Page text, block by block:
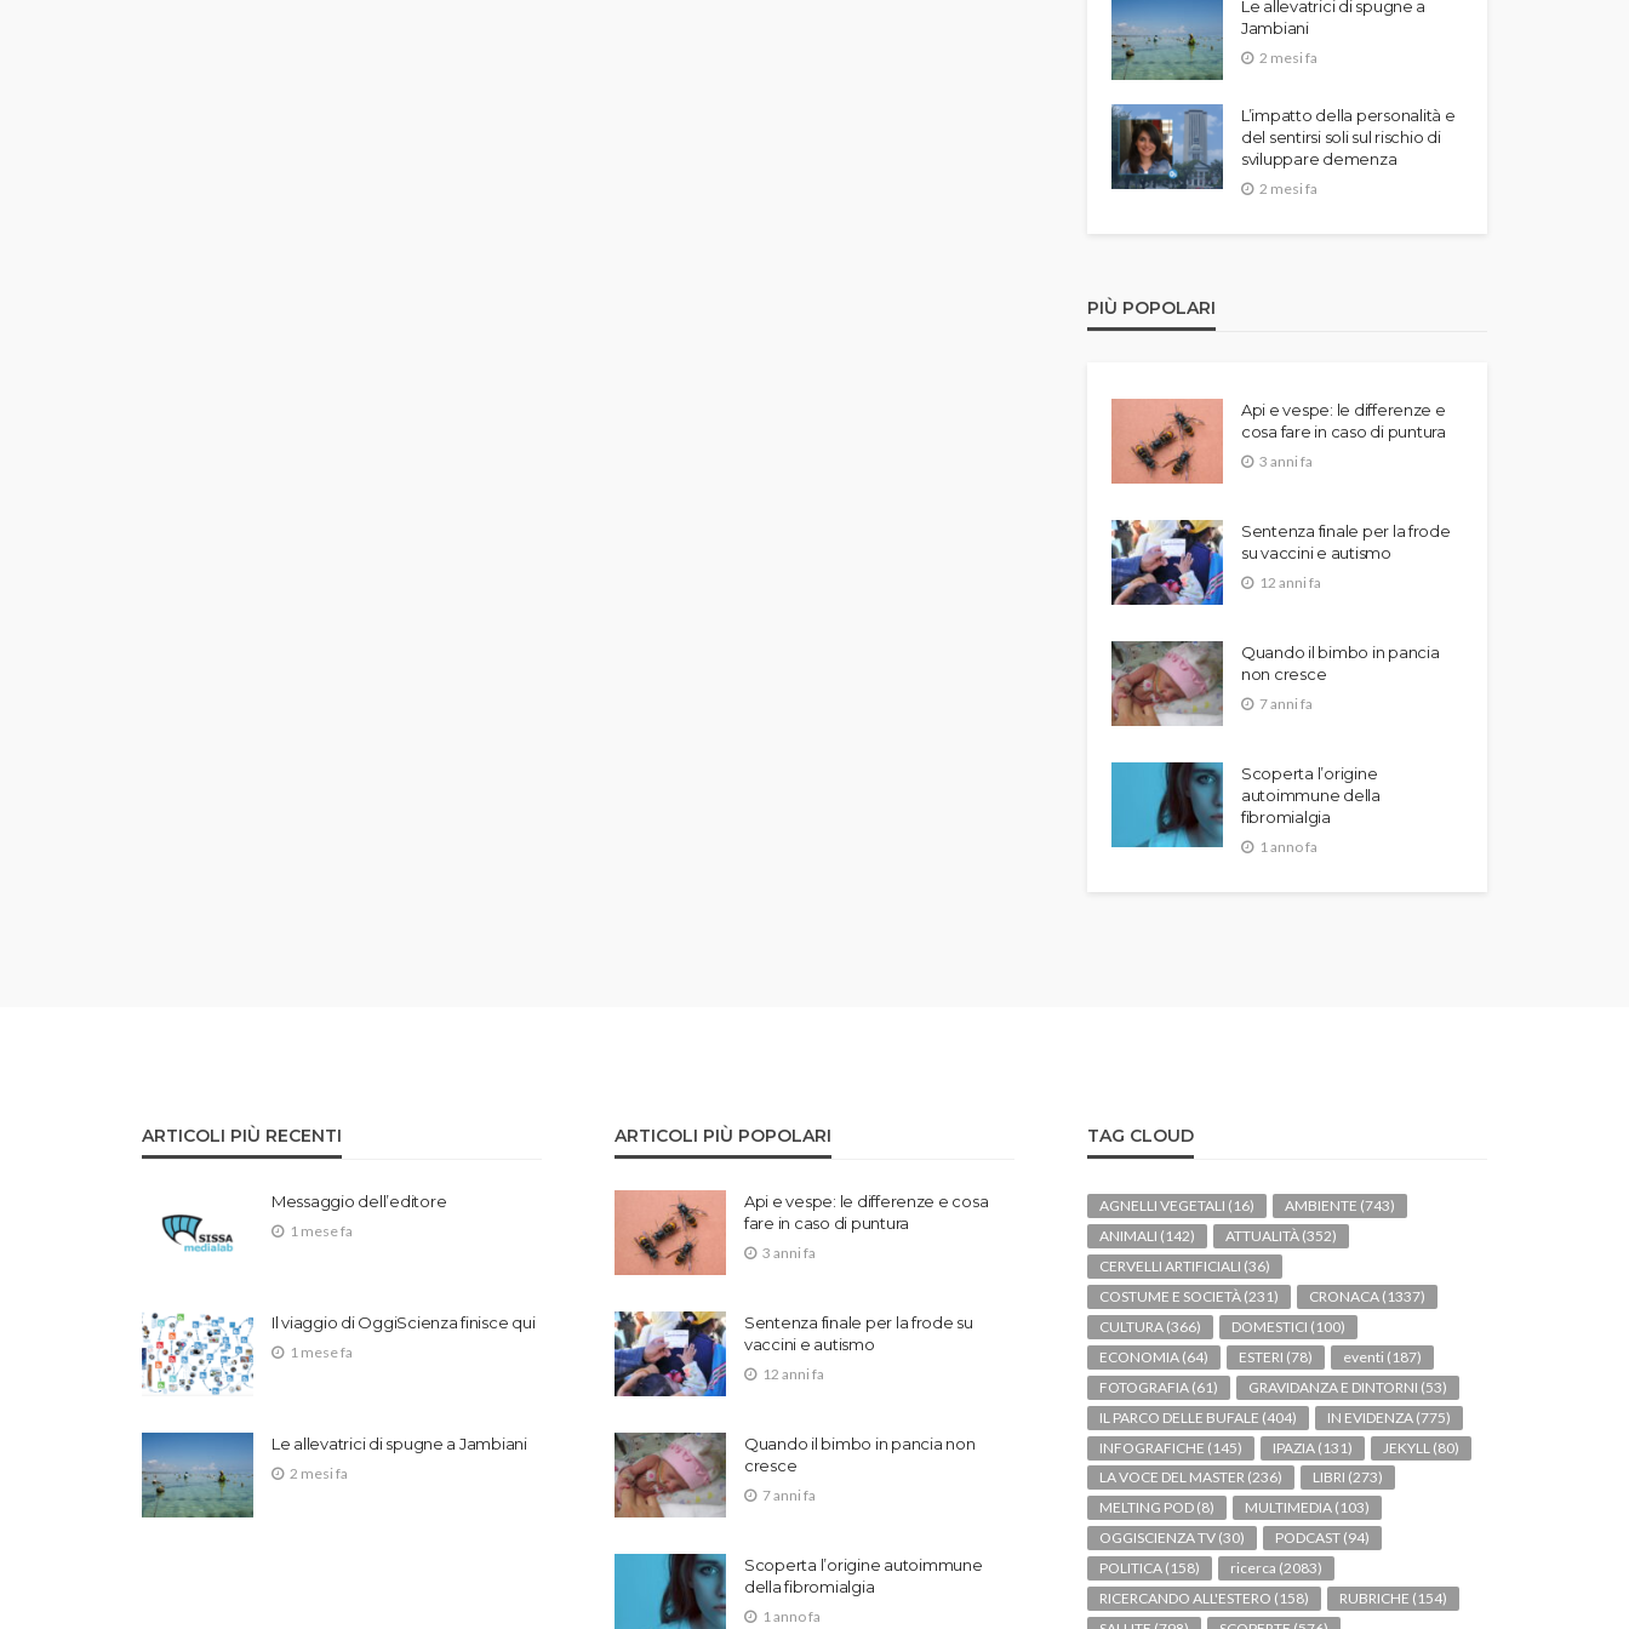
Le allevatrici di spugne a
Jambiani
2 mesi fa
L’impatto della personalità e
del sentirsi soli sul rischio di
sviluppare demenza
2 mesi fa
PIÙ POPOLARI
Api e vespe: le differenze e
cosa fare in caso di puntura
3 anni fa
Sentenza finale per la frode
su vaccini e autismo
12 anni fa
Quando il bimbo in pancia
non cresce
7 anni fa
Scoperta l’origine
autoimmune della
fibromialgia
1 anno fa
ARTICOLI PIÙ RECENTI
Messaggio dell’editore
1 mese fa
Il viaggio di OggiScienza finisce qui
1 mese fa
Le allevatrici di spugne a Jambiani
2 mesi fa
ARTICOLI PIÙ POPOLARI
Api e vespe: le differenze e cosa
fare in caso di puntura
3 anni fa
Sentenza finale per la frode su
vaccini e autismo
12 anni fa
Quando il bimbo in pancia non
cresce
7 anni fa
Scoperta l’origine autoimmune
della fibromialgia
1 anno fa
TAG CLOUD
AGNELLI VEGETALI (16) AMBIENTE (743)
ANIMALI (142) ATTUALITÀ (352)
CERVELLI ARTIFICIALI (36)
COSTUME E SOCIETÀ (231) CRONACA (1337)
CULTURA (366) DOMESTICI (100)
ECONOMIA (64) ESTERI (78) eventi (187)
FOTOGRAFIA (61) GRAVIDANZA E DINTORNI (53)
IL PARCO DELLE BUFALE (404) IN EVIDENZA (775)
INFOGRAFICHE (145) IPAZIA (131) JEKYLL (80)
LA VOCE DEL MASTER (236) LIBRI (273)
MELTING POD (8) MULTIMEDIA (103)
OGGISCIENZA TV (30) PODCAST (94)
POLITICA (158) ricerca (2083)
RICERCANDO ALL'ESTERO (158) RUBRICHE (154)